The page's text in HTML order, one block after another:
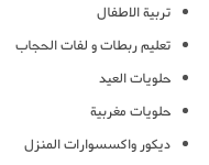
تربية الاطفال
تعليم ربطات و لفات الحجاب
حلويات العيد
حلويات مغربية
ديكور واكسسوارات المنزل